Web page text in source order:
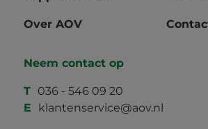
Over AOV
Neem contact op
T 036 - 546 09 20
E
klantenservice@aov.nl